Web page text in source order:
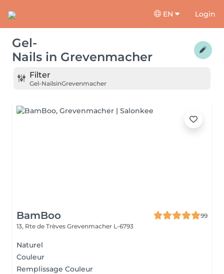
EN Login
Gel-
Nails in Grevenmacher
Filter
Gel-NailsinGrevenmacher
BamBoo
99
13, Rte de Trèves Grevenmacher L-6793
Naturel
Couleur
Remplissage Couleur